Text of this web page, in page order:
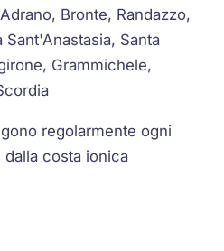
Bronte, Randazzo,
Sant'Anastasia, Santa
Grammichele,
regolarmente ogni
costa ionica